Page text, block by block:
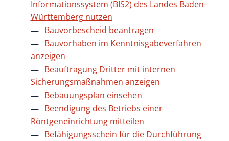
Informationssystem (BIS2) des Landes Baden-
Württemberg nutzen
Bauvorbescheid beantragen
Bauvorhaben im Kenntnisgabeverfahren
anzeigen
Beauftragung Dritter mit internen
Sicherungsmaßnahmen anzeigen
Bebauungsplan einsehen
Beendigung des Betriebs einer
Röntgeneinrichtung mitteilen
Befähigungsschein für die Durchführung